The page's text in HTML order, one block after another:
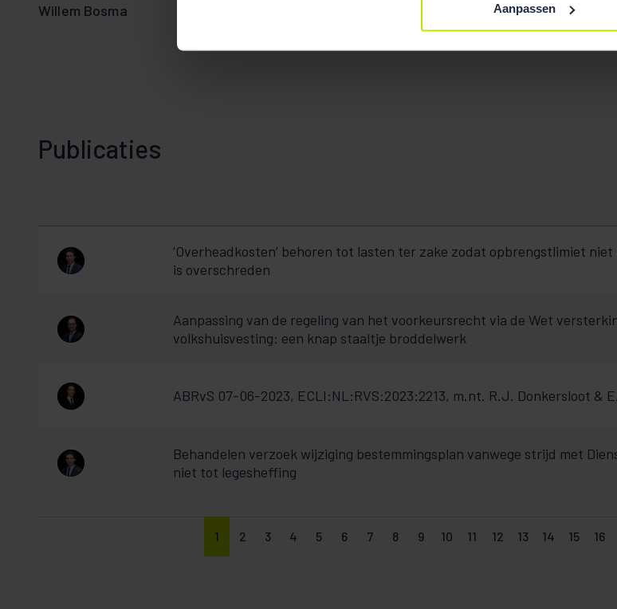
Aanpassen
Willem Bosma Delila Fejzović
Publicaties
‘Overheadkosten’ behoren tot lasten ter zake zodat opbrengstlimiet niet
is overschreden
Aanpassing van de regeling van het voorkeursrecht via de Wet
volkshuisvesting: een knap staaltje broddelwerk
ABRvS 07-06-2023, ECLI:NL:RVS:2023:2213, m.nt. R.J. Donkersloot &
Behandelen verzoek wijziging bestemmingsplan vanwege strijd met
niet tot legesheffing
1 2 3 4 5 6 7 8 9 10 11 12 13 14 15 16